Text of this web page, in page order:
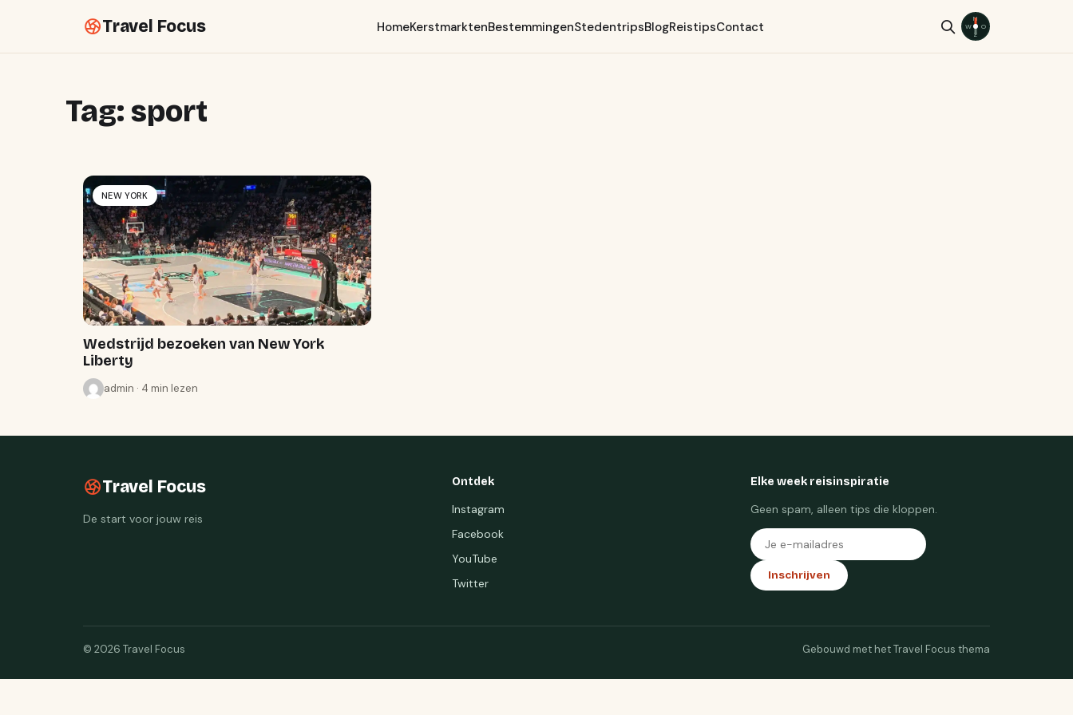
Travel Focus HomeKerstmarktenBestemmingenStedentripsBlogReistipsContact
N
Z
W O
Tag: sport
NEW YORK
Wedstrijd bezoeken van New York
Liberty
admin · 4 min lezen
Travel Focus
De start voor jouw reis
Ontdek
Instagram
Facebook
YouTube
Twitter
Elke week reisinspiratie
Geen spam, alleen tips die kloppen.
Inschrijven
© 2026 Travel Focus Gebouwd met het Travel Focus thema